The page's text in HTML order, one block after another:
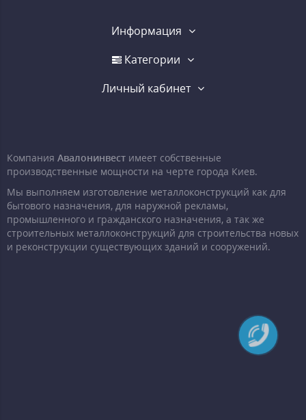
Информация
Категории
Личный кабинет
Компания Авалонинвест имеет собственные
производственные мощности на черте города Киев.
Мы выполняем изготовление металлоконструкций как для
бытового назначения, для наружной рекламы,
промышленного и гражданского назначения, а так же
строительных металлоконструкций для строительства новых
и реконструкции существующих зданий и сооружений.